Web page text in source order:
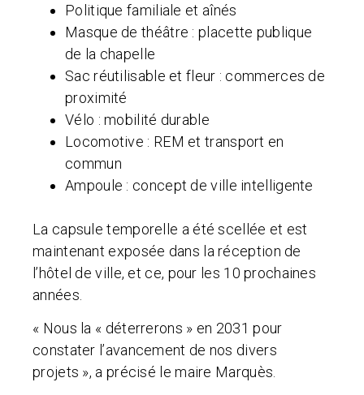
Politique familiale et aînés
Masque de théâtre : placette publique
de la chapelle
Sac réutilisable et fleur : commerces de
proximité
Vélo : mobilité durable
Locomotive : REM et transport en
commun
Ampoule : concept de ville intelligente
La capsule temporelle a été scellée et est
maintenant exposée dans la réception de
l’hôtel de ville, et ce, pour les 10 prochaines
années.
« Nous la « déterrerons » en 2031 pour
constater l’avancement de nos divers
projets », a précisé le maire Marquès.